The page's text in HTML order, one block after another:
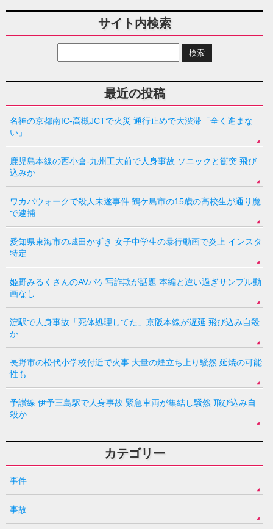
サイト内検索
最近の投稿
名神の京都南IC-高槻JCTで火災 通行止めで大渋滞「全く進まな
い」
鹿児島本線の西小倉-九州工大前で人身事故 ソニックと衝突 飛び
込みか
ワカバウォークで殺人未遂事件 鶴ケ島市の15歳の高校生が通り魔
で逮捕
愛知県東海市の城田かずき 女子中学生の暴行動画で炎上 インスタ
特定
姫野みるくさんのAVパケ写詐欺が話題 本編と違い過ぎサンプル動
画なし
淀駅で人身事故「死体処理してた」京阪本線が遅延 飛び込み自殺
か
長野市の松代小学校付近で火事 大量の煙立ち上り騒然 延焼の可能
性も
予讃線 伊予三島駅で人身事故 緊急車両が集結し騒然 飛び込み自
殺か
カテゴリー
事件
事故